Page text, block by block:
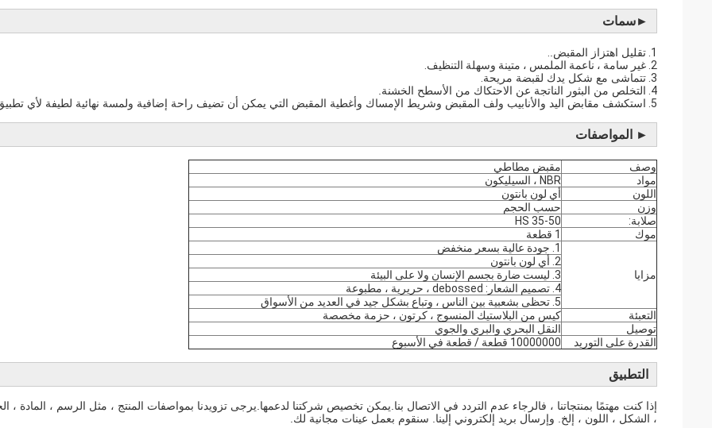
►سمات
1. تقليل اهتزاز المقبض.
2. غير سامة ، ناعمة الملمس ، متينة وسهلة التنظيف.
3. تتماشى مع شكل يدك لقبضة مريحة
4. التخلص من البثور الناتجة عن الاحتكاك من الأسطح الخشنة.
5. استكشف مقابض اليد والأنابيب ولف المقبض وشريط الإمساك وأغطية المقبض التي يمكن أن تضيف راحة إضافية ولمسة نهائية لطيفة لأي
► المواصفات
وصف
مقبض مطاطي
مواد
NBR ، السيليكون
اللون
أي لون بانتون
وزن
حسب الحجم
صلابة:
35-50 HS
موك
1 قطعة
مزايا
1. جودة عالية بسعر منخفض
2. أي لون بانتون
3. ليست ضارة بجسم الإنسان ولا على البيئة
4. تصميم الشعار: debossed ، حريرية ، مطبوعة
5. تحظى بشعبية بين الناس ، وتباع بشكل جيد في العديد من الأسواق
التعبئة
كيس من البلاستيك المنسوج ، كرتون ، حزمة مخصصة
توصيل
النقل البحري والبري والجوي
القدرة على التوريد
10000000 قطعة / قطعة في الأسبوع
التطبيق
إذا كنت مهتمًا بمنتجاتنا ، فالرجاء عدم التردد في الاتصال بنا.يمكن تخصيص شركتنا لدعمها.يرجى تزويدنا بمواصفات المنتج ، مثل الرسم ، المادة ،
، الشكل ، اللون ، إلخ. وإرسال بريد إلكتروني إلينا. سنقوم بعمل عينات مجانية لك.